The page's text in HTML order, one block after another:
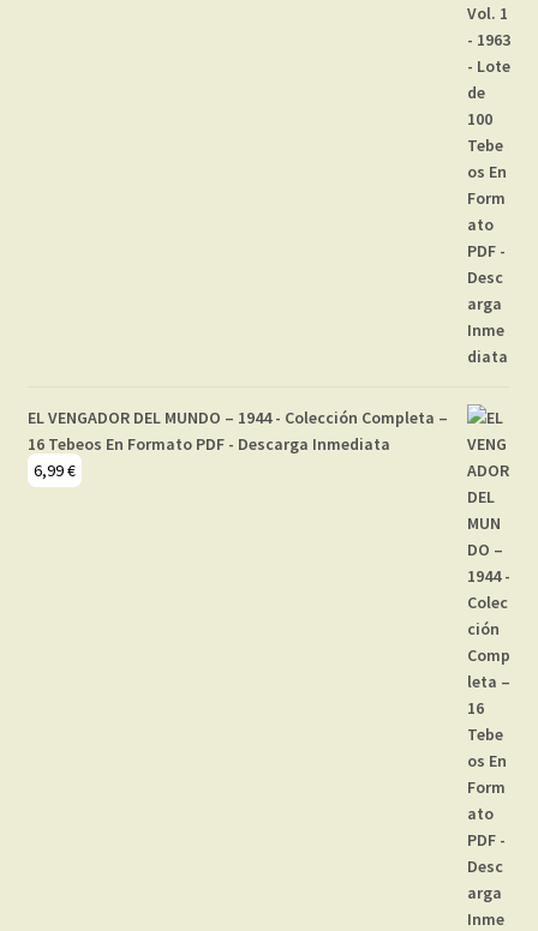
EL VENGADOR DEL MUNDO – 1944 - Colección Completa –
16 Tebeos En Formato PDF - Descarga Inmediata
6,99€